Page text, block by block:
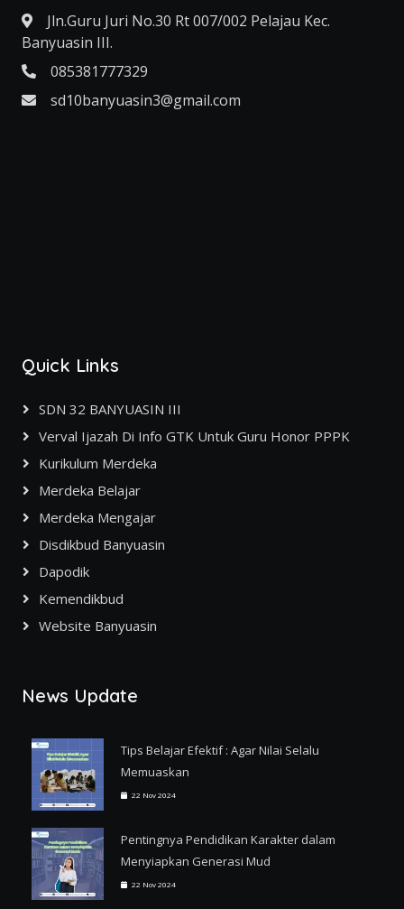
Jln.Guru Juri No.30 Rt 007/002 Pelajau Kec.
Banyuasin III.
085381777329
sd10banyuasin3@gmail.com
Quick Links
SDN 32 BANYUASIN III
Verval Ijazah Di Info GTK Untuk Guru Honor PPPK
Kurikulum Merdeka
Merdeka Belajar
Merdeka Mengajar
Disdikbud Banyuasin
Dapodik
Kemendikbud
Website Banyuasin
News Update
Tips Belajar Efektif : Agar Nilai Selalu
Memuaskan
22 Nov 2024
Pentingnya Pendidikan Karakter dalam
Menyiapkan Generasi Mud
22 Nov 2024